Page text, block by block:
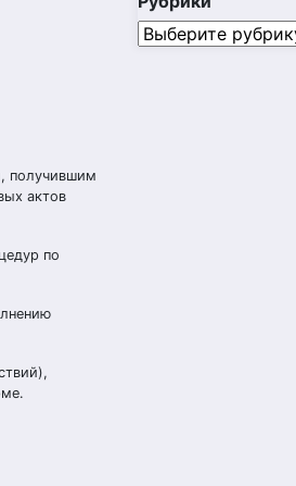
получившим
актов
по
Рубрики